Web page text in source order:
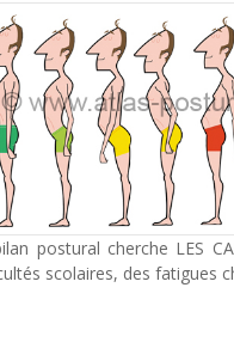
postural cherche LES
scolaires, des fatigues